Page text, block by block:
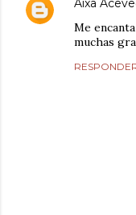
Aixa
Me
muchas